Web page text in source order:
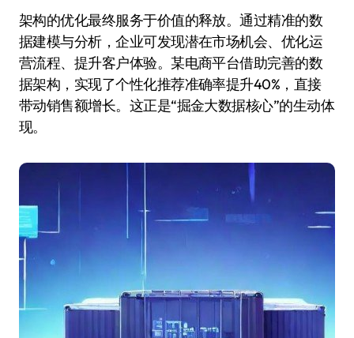
架构的优化最终服务于价值的释放。通过精准的数
据建模与分析，企业可发现潜在市场机会、优化运
营流程、提升客户体验。某电商平台借助完善的数
据架构，实现了个性化推荐准确率提升40%，直接
带动销售额增长。这正是“掘金大数据核心”的生动体
现。